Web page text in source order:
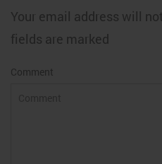
Your email address will
fields are marked
Comment